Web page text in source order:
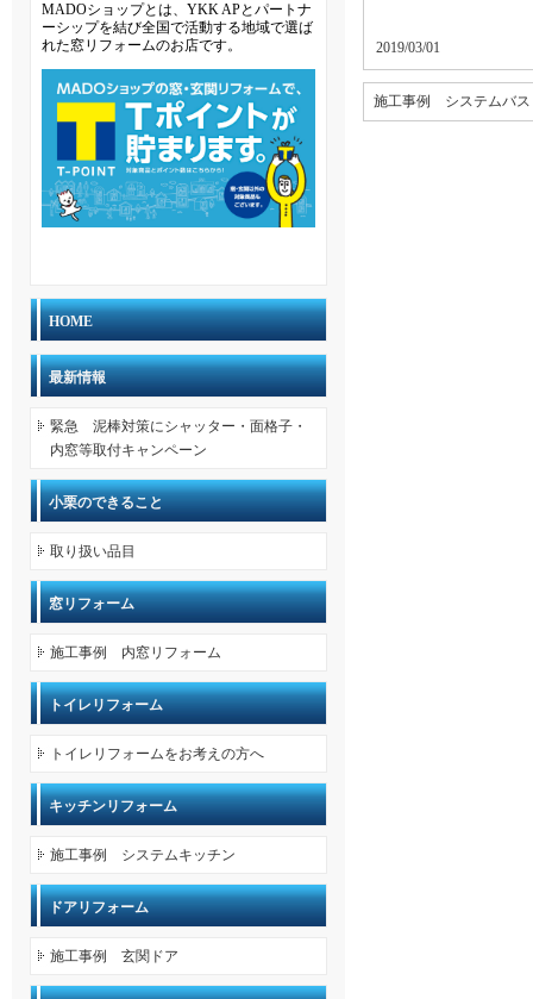
2019/03/01
施工事例 システムバス
MADOショップとは、YKK APとパートナ
ーシップを結び全国で活動する地域で選ば
れた窓リフォームのお店です。
HOME
最新情報
緊急 泥棒対策にシャッター・面格子・
内窓等取付キャンペーン
小栗のできること
取り扱い品目
窓リフォーム
施工事例 内窓リフォーム
トイレリフォーム
トイレリフォームをお考えの方へ
キッチンリフォーム
施工事例 システムキッチン
ドアリフォーム
施工事例 玄関ドア